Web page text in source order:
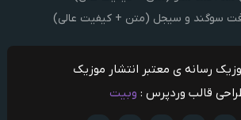
سوگند و سیجل (متن + کیفیت عالی)
رسانه ی معتبر انتشار موزیک
قالب وردپرس : وبیت